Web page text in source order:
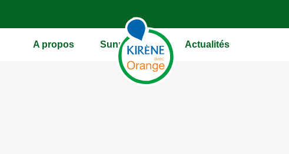
A propos Sunuy Offres Actualités